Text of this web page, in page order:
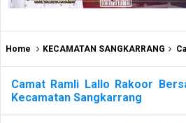
Home KECAMATAN SANGKARRANG
Camat Ramli Lallo Rakoor
Kecamatan Sangkarrang